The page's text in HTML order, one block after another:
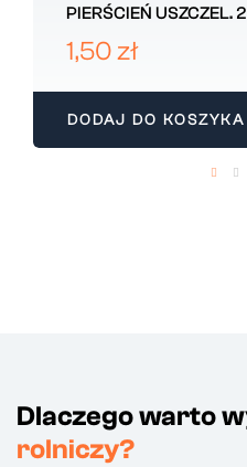
PIERŚCIEŃ USZCZEL.
1,50 zł
DODAJ DO KOSZYKA
Dlaczego warto
rolniczy?